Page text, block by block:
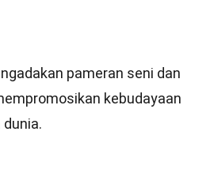
pameran seni dan
kebudayaan